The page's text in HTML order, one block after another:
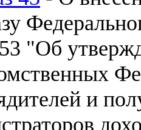
"Об
и